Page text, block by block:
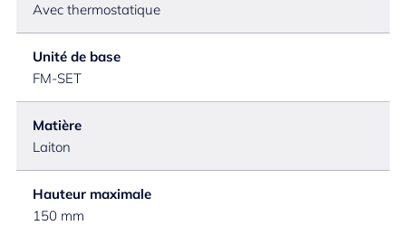
Avec thermostatique
Unité de base
FM-SET
Matière
Laiton
Hauteur maximale
150 mm